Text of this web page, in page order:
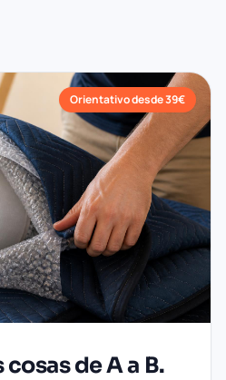
Orientativo desde 39€
de A a B.